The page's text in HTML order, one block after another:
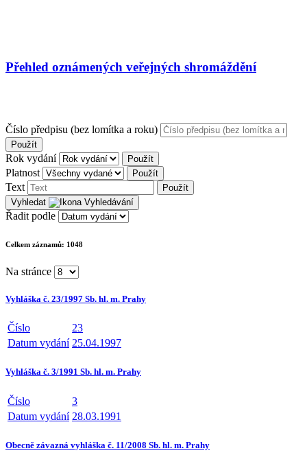
Přehled oznámených veřejných shromáždění
Číslo předpisu (bez lomítka a roku)
Použít
Rok vydání Použít
Platnost Použít
Text
Použít
Vyhledat
Řadit podle
Celkem záznamů: 1048
Na stránce
Vyhláška č. 23/1997 Sb. hl. m. Prahy
Číslo
23
Datum vydání 25.04.1997
Vyhláška č. 3/1991 Sb. hl. m. Prahy
Číslo
3
Datum vydání 28.03.1991
Obecně závazná vyhláška č. 11/2008 Sb. hl. m. Prahy